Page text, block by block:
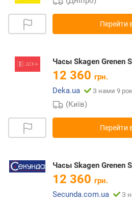
Перейти
Часы Skagen Grenen
12 360 грн.
Deka.ua
З нами 9
(Київ)
Перейти
Часы Skagen Grenen
12 360 грн.
Secunda.com.ua
З